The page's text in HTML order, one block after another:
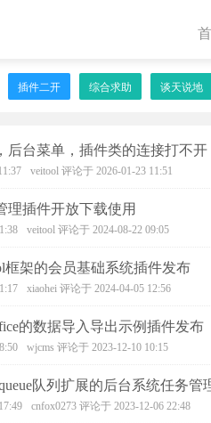
插件二开 综合求助 谈天说地
后台菜单，插件类的连接打不开
veitool 评论于 2026-01-23 11:51
理插件开放下载使用
veitool 评论于 2024-08-22 09:05
框架的会员基础系统插件发布
xiaohei 评论于 2024-04-05 12:56
的数据导入导出示例插件发布
wjcms 评论于 2023-12-10 10:15
队列扩展的后台系统任务管
cnfox0273 评论于 2023-12-06 22:48